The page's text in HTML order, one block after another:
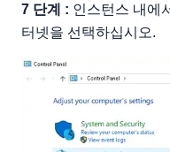
7 단계 : 인스턴스 내에
터넷을 선택하십시오.